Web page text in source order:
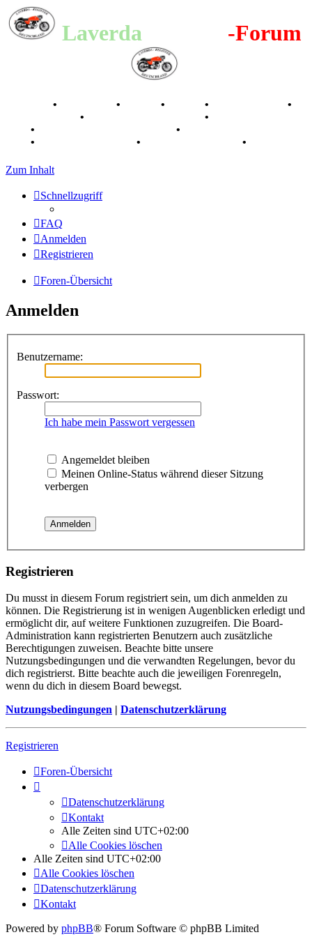
Laverda -Forum
• • • •
•
• •
• •
• • •
Zum Inhalt
Schnellzugriff
FAQ
Anmelden
Registrieren
Foren-Übersicht
Anmelden
Benutzername:
Passwort:
Ich habe mein Passwort vergessen
Angemeldet bleiben
Meinen Online-Status während dieser Sitzung
verbergen
Registrieren
Du musst in diesem Forum registriert sein, um dich anmelden zu
können. Die Registrierung ist in wenigen Augenblicken erledigt und
ermöglicht dir, auf weitere Funktionen zuzugreifen. Die Board-
Administration kann registrierten Benutzern auch zusätzliche
Berechtigungen zuweisen. Beachte bitte unsere
Nutzungsbedingungen und die verwandten Regelungen, bevor du
dich registrierst. Bitte beachte auch die jeweiligen Forenregeln,
wenn du dich in diesem Board bewegst.
Nutzungsbedingungen | Datenschutzerklärung
Registrieren
Foren-Übersicht
Datenschutzerklärung
Kontakt
Alle Zeiten sind UTC+02:00
Alle Cookies löschen
Alle Zeiten sind UTC+02:00
Alle Cookies löschen
Datenschutzerklärung
Kontakt
Powered by phpBB® Forum Software © phpBB Limited